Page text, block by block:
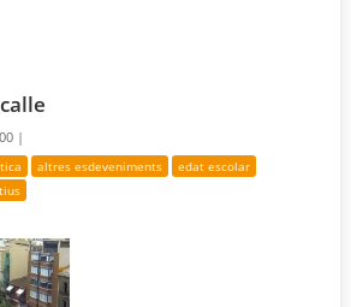
|
altres esdeveniments
edat escolar